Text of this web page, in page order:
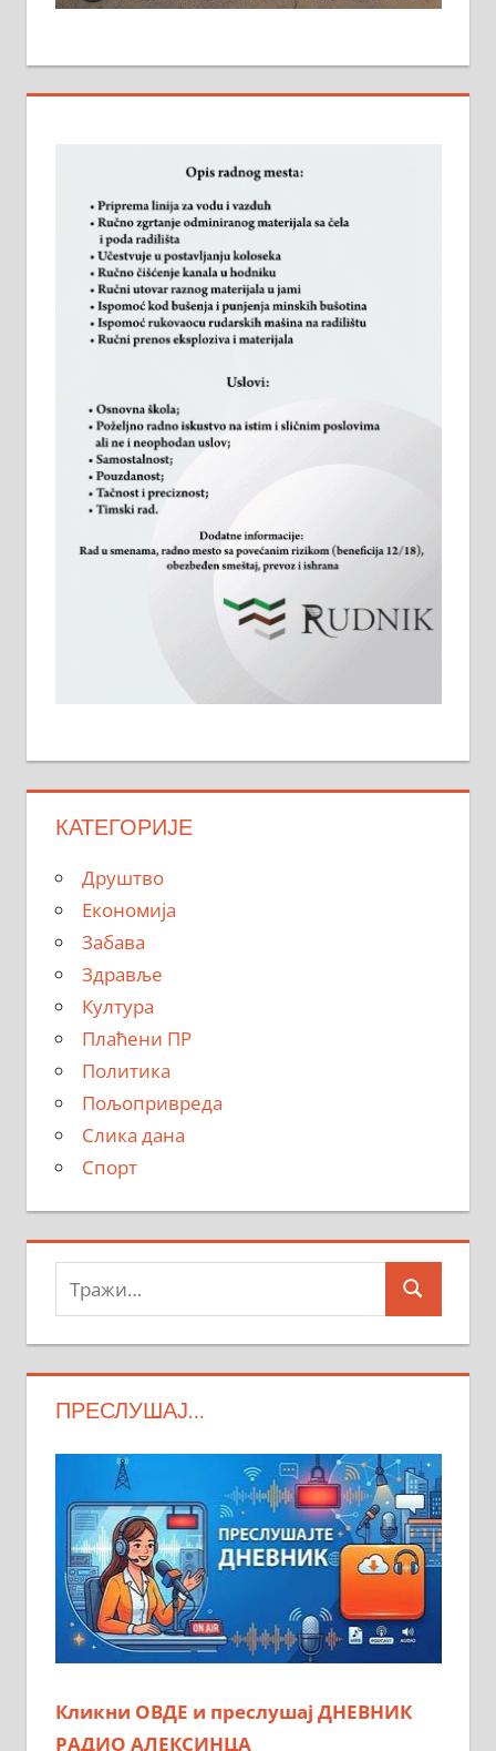
КАТЕГОРИЈЕ
Друштво
Економија
Забава
Здравље
Култура
Плаћени ПР
Политика
Пољопривреда
Слика дана
Спорт
Тражи:
Search
ПРЕСЛУШАЈ…
Кликни ОВДЕ и преслушај ДНЕВНИК
РАДИО АЛЕКСИНЦА